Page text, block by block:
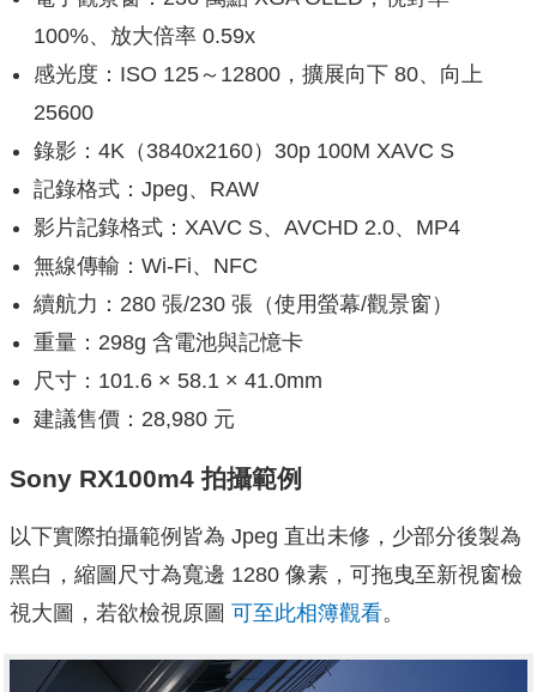
100%、放大倍率 0.59x
感光度：ISO 125～12800，擴展向下 80、向上
25600
錄影：4K（3840x2160）30p 100M XAVC S
記錄格式：Jpeg、RAW
影片記錄格式：XAVC S、AVCHD 2.0、MP4
無線傳輸：Wi-Fi、NFC
續航力：280 張/230 張（使用螢幕/觀景窗）
重量：298g 含電池與記憶卡
尺寸：101.6 × 58.1 × 41.0mm
建議售價：28,980 元
Sony RX100m4 拍攝範例
以下實際拍攝範例皆為 Jpeg 直出未修，少部分後製為
黑白，縮圖尺寸為寬邊 1280 像素，可拖曳至新視窗檢
視大圖，若欲檢視原圖 可至此相簿觀看。